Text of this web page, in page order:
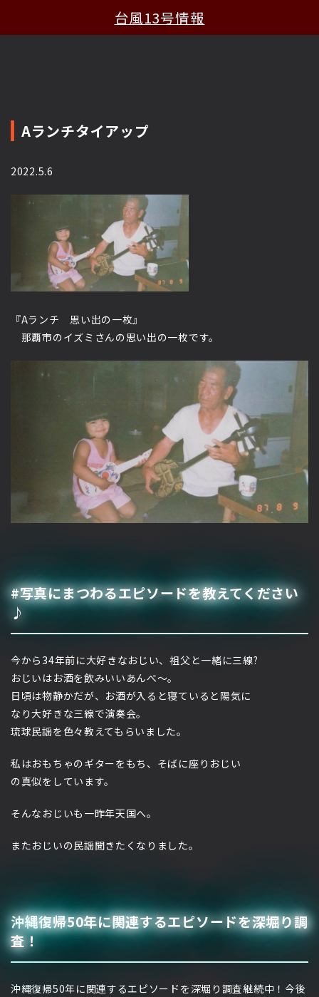
台風13号情報
Aランチタイアップ
2022.5.6
『Aランチ 思い出の一枚』
那覇市のイズミさんの思い出の一枚です。
#写真にまつわるエピソードを教えてください
♪
今から34年前に大好きなおじい、祖父と一緒に三線?
おじいはお酒を飲みいいあんべ～。
日頃は物静かだが、お酒が入ると寝ていると陽気に
なり大好きな三線で演奏会。
琉球民謡を色々教えてもらいました。
私はおもちゃのギターをもち、そばに座りおじい
の真似をしています。
そんなおじいも一昨年天国へ。
またおじいの民謡聞きたくなりました。
沖縄復帰50年に関連するエピソードを深堀り調
査！
沖縄復帰50年に関連するエピソードを深堀り調査継続中！今後